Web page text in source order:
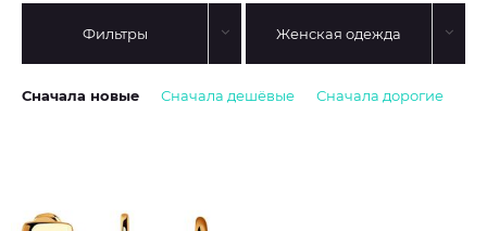
Фильтры Женская одежда
Сначала новые Сначала дешёвые Сначала дорогие